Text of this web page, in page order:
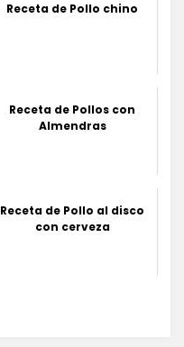
Receta de Pollo chino
Receta de Pollos con
Almendras
Receta de Pollo al disco
con cerveza